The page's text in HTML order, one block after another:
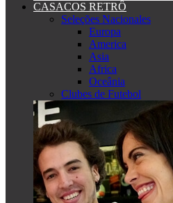
CASACOS RETRÔ
Seleções Nacionales
Europa
America
Asia
Africa
Oceânia
Clubes de Futebol